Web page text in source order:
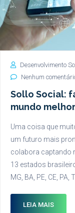
Desenvolvimento
Nenhum
Sollo Social:
mundo
Uma coisa que
um futuro mais
colabora captando
13 estados
MG, BA, PE, CE, PA,
LEIA MAIS